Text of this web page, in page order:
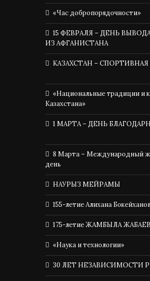
«Час добропорядочности»
15 ФЕВРАЛЯ – ДЕНЬ
ИЗ АФГАНИСТАНА
КАЗАХСТАН –
«Национальные традиции и
Казахстана»
1 МАРТА – ДЕНЬ
8 Марта – Международный
день
НАУРЫЗ МЕЙРАМЫ
155-летие Алихана
175-летие ЖАМБЫЛА
«Наука и технологии»
30 ЛЕТ НЕЗАВИСИМОСТИ